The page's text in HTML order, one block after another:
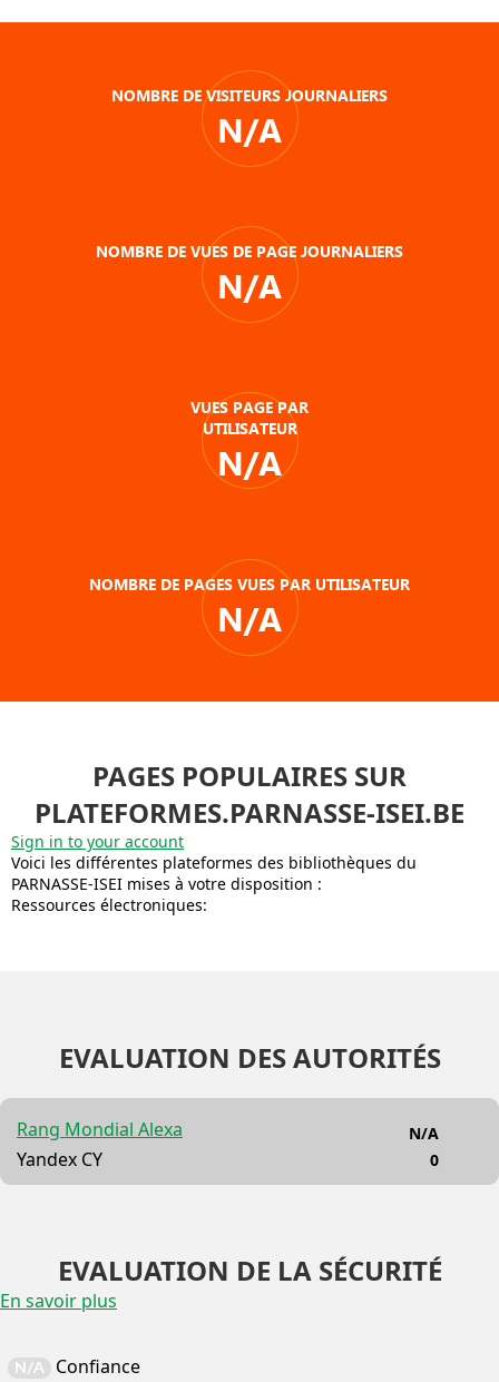
NOMBRE DE VISITEURS JOURNALIERS
N/A
NOMBRE DE VUES DE PAGE JOURNALIERS
N/A
VUES PAGE PAR
UTILISATEUR
N/A
NOMBRE DE PAGES VUES PAR UTILISATEUR
N/A
PAGES POPULAIRES SUR
PLATEFORMES.PARNASSE-ISEI.BE
Sign in to your account
Voici les différentes plateformes des bibliothèques du
PARNASSE-ISEI mises à votre disposition :
Ressources électroniques:
EVALUATION DES AUTORITÉS
Rang Mondial Alexa
Yandex CY
N/A
0
EVALUATION DE LA SÉCURITÉ
En savoir plus
N/A Confiance